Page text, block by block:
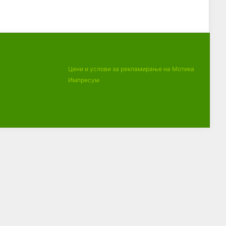
Цени и услови за рекламирање на Мотика
Импресум